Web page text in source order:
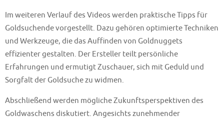
Im weiteren Verlauf des Videos werden praktische Tipps für
Goldsuchende vorgestellt. Dazu gehören optimierte Techniken
und Werkzeuge, die das Auffinden von Goldnuggets
effizienter gestalten. Der Ersteller teilt persönliche
Erfahrungen und ermutigt Zuschauer, sich mit Geduld und
Sorgfalt der Goldsuche zu widmen.
Abschließend werden mögliche Zukunftsperspektiven des
Goldwaschens diskutiert. Angesichts zunehmender